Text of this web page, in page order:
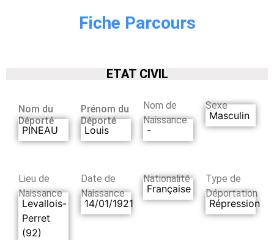
Fiche Parcours
ETAT CIVIL
Nom du
Déporté
PINEAU
Prénom du
Déporté
Louis
Nom de
Naissance
-
Sexe
Masculin
Lieu de
Naissance
Levallois-
Perret
(92)
Date de
Naissance
14/01/1921
Nationalité
Française
Type de
Déportation
Répression